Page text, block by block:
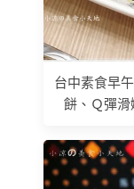
台中素食早
餅、Ｑ彈